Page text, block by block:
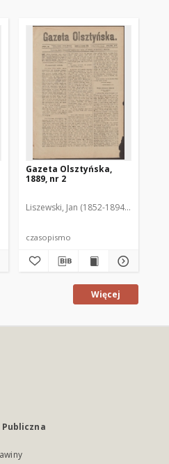
Gazeta Olsztyńska,
1889, nr 2
Liszewski, Jan (1852-1894). Red.
czasopismo
Więcej